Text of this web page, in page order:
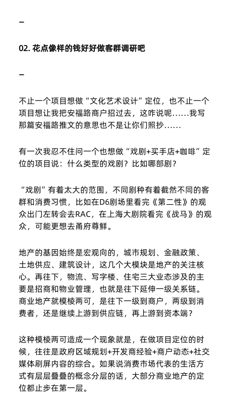
—
02. 花点像样的钱好好做客群调研吧
—
不止一个项目想做“文化艺术设计”定位，也不止一个
项目想让我把安福路商户招过去，这咋说呢……我写
那篇安福路推文的意思也不是让你们照抄……
有一次我忍不住问一个也想做“戏剧+买手店+咖啡”定
位的项目说：什么类型的戏剧？比如哪部剧？
“戏剧”有着太大的范围，不同剧种有着截然不同的客
群和消费习惯，比如在D6剧场里看完《第二性》的观
众出门左转会去RAC，在上海大剧院看完《战马》的观
众，可能更想去甬府尊鲜。
地产的基因始终是宏观向的，城市规划、金融政策、
土地供应、建筑设计，这几个大模块是地产的关注核
心。再往下，物流、写字楼、住宅三大业态涉及的主
要是招商和物业管理，也就是往下延伸一级关系链。
商业地产就模棱两可，是往下一级到商户，两级到消
费者，还是继续上游到供应链，再上游到资本端？
这种模棱两可造成一个现象就是，在做项目定位的时
候，往往是政府区域规划+开发商经验+商户动态+社交
媒体刷屏内容的综合。如果说消费市场代表的生活方
式有层层叠叠的概念分层的话，大部分商业地产的定
位都止步在第一层。